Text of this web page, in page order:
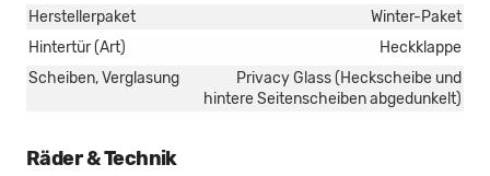
Herstellerpaket
Winter-Paket
Hintertür (Art)
Heckklappe
Scheiben, Verglasung
Privacy Glass (Heckscheibe und
hintere Seitenscheiben abgedunkelt)
Räder & Technik